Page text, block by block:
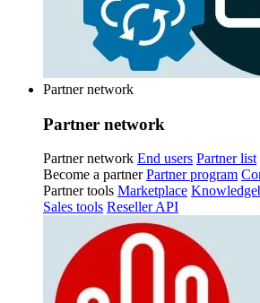
Partner network
Partner network
Partner network End users Partner list
Become a partner Partner program
Partner tools Marketplace
Sales tools Reseller API